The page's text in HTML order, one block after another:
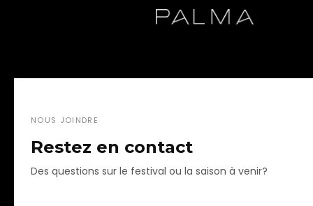
NOUS JOINDRE
Restez en contact
Des questions sur le festival ou la saison à venir?